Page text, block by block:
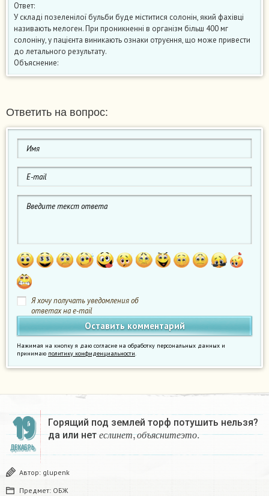
Ответ:
У складі позеленілої бульби буде міститися солонін, який фахівці
називають мелоген. При проникненні в організм більш 400 мг
солоніну, у пацієнта виникають ознаки отруєння, що може привести
до летального результату.
Объяснение:
Ответить на вопрос:
Я хочу получать уведомления об
ответах на e-mail
Нажимая на кнопку я даю согласие на обработку персональных данных и
принимаю политику конфиденциальности.
19
ДЕКАБРЬ
Горящий под землей торф потушить нельзя?
да или нет
е сл и н е т о б ъяснитеэто
е с об я с еэ
Автор: glupenk
Предмет: ОБЖ